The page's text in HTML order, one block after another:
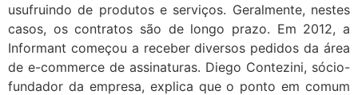
usufruindo de produtos e serviços. Geralmente, nestes
casos, os contratos são de longo prazo. Em 2012, a
Informant começou a receber diversos pedidos da área
de e-commerce de assinaturas. Diego Contezini, sócio-
fundador da empresa, explica que o ponto em comum